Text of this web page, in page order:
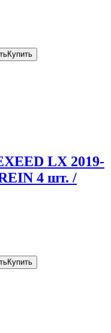
Купить
LX 2019-
4 шт. /
Купить